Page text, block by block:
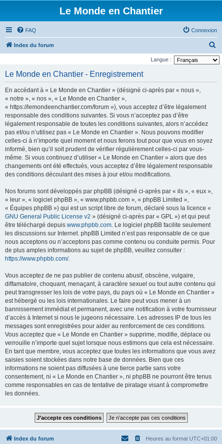
Le Monde en Chantier
FAQ Connexion
Index du forum
e
Langue :
Le Monde en Chantier - Enregistrement
En accédant à « Le Monde en Chantier » (désigné ci-après par « nous »,
« notre », « nos », « Le Monde en Chantier »,
« https://lemondeenchantier.com/forum »), vous acceptez d’être légalement
responsable des conditions suivantes. Si vous n’acceptez pas d’être
légalement responsable de toutes les conditions suivantes, alors n’accédez
pas et/ou n’utilisez pas « Le Monde en Chantier ». Nous pouvons modifier
celles-ci à n’importe quel moment et nous ferons tout pour que vous en soyez
informé, bien qu’il soit prudent de vérifier régulièrement celles-ci par vous-
même. Si vous continuez d’utiliser « Le Monde en Chantier » alors que des
changements ont été effectués, vous acceptez d’être légalement responsable
des conditions découlant des mises à jour et/ou modifications.
Nos forums sont développés par phpBB (désigné ci-après par « ils », « eux »,
« leur », « logiciel phpBB », « www.phpbb.com », « phpBB Limited »,
« Équipes phpBB ») qui est un script libre de forum, déclaré sous la licence «
GNU General Public License v2 » (désigné ci-après par « GPL ») et qui peut
être téléchargé depuis www.phpbb.com. Le logiciel phpBB facilite seulement
les discussions sur Internet. phpBB Limited n’est pas responsable de ce que
nous acceptons ou n’acceptons pas comme contenu ou conduite permis. Pour
de plus amples informations au sujet de phpBB, veuillez consulter :
https://www.phpbb.com/.
Vous acceptez de ne pas publier de contenu abusif, obscène, vulgaire,
diffamatoire, choquant, menaçant, à caractère sexuel ou tout autre contenu qui
peut transgresser les lois de votre pays, du pays où « Le Monde en Chantier »
est hébergé ou les lois internationales. Le faire peut vous mener à un
bannissement immédiat et permanent, avec une notification à votre fournisseur
d’accès à Internet si nous le jugeons nécessaire. Les adresses IP de tous les
messages sont enregistrées pour aider au renforcement de ces conditions.
Vous acceptez que « Le Monde en Chantier » supprime, modifie, déplace ou
verrouille n’importe quel sujet lorsque nous estimons que cela est nécessaire.
En tant que membre, vous acceptez que toutes les informations que vous avez
saisies soient stockées dans notre base de données. Bien que ces
informations ne soient pas diffusées à une tierce partie sans votre
consentement, ni « Le Monde en Chantier », ni phpBB ne pourront être tenus
comme responsables en cas de tentative de piratage visant à compromettre
les données.
Index du forum Heures au format UTC+01:00